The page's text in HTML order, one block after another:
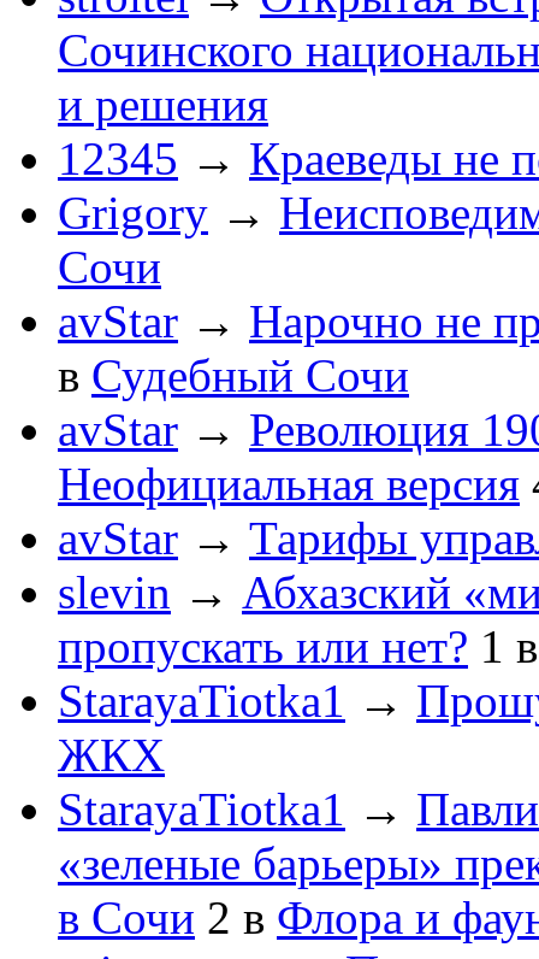
Сочинского
и решения
12345 → Краеведы не
Grigory →
Сочи
avStar → Нарочно не
в Судебный Сочи
avStar → Революция
Неофициальная версия
avStar → Тарифы
slevin → Абхазский
пропускать или нет? 1
StarayaTiotka1 →
ЖКХ
StarayaTiotka1 →
«зеленые барьеры»
в Сочи 2 в Флора и